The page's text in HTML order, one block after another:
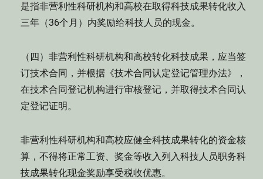
是指非营利性科研机构和高校在取得科技成果转化收入
三年（36个月）内奖励给科技人员的现金。
（四）非营利性科研机构和高校转化科技成果，应当签
订技术合同，并根据《技术合同认定登记管理办法》，
在技术合同登记机构进行审核登记，并取得技术合同认
定登记证明。
非营利性科研机构和高校应健全科技成果转化的资金核
算，不得将正常工资、奖金等收入列入科技人员职务科
技成果转化现金奖励享受税收优惠。